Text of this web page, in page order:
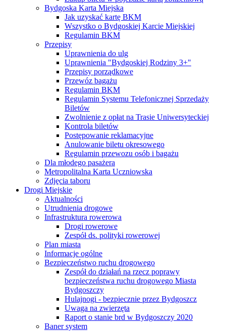
Bydgoska Karta Miejska
Jak uzyskać kartę BKM
Wszystko o Bydgoskiej Karcie Miejskiej
Regulamin BKM
Przepisy
Uprawnienia do ulg
Uprawnienia "Bydgoskiej Rodziny 3+"
Przepisy porządkowe
Przewóz bagażu
Regulamin BKM
Regulamin Systemu Telefonicznej Sprzedaży
Biletów
Zwolnienie z opłat na Trasie Uniwersyteckiej
Kontrola biletów
Postępowanie reklamacyjne
Anulowanie biletu okresowego
Regulamin przewozu osób i bagażu
Dla młodego pasażera
Metropolitalna Karta Uczniowska
Zdjęcia taboru
Drogi Miejskie
Aktualności
Utrudnienia drogowe
Infrastruktura rowerowa
Drogi rowerowe
Zespół ds. polityki rowerowej
Plan miasta
Informacje ogólne
Bezpieczeństwo ruchu drogowego
Zespół do działań na rzecz poprawy
bezpieczeństwa ruchu drogowego Miasta
Bydgoszczy
Hulajnogi - bezpiecznie przez Bydgoszcz
Uwaga na zwierzęta
Raport o stanie brd w Bydgoszczy 2020
Baner system